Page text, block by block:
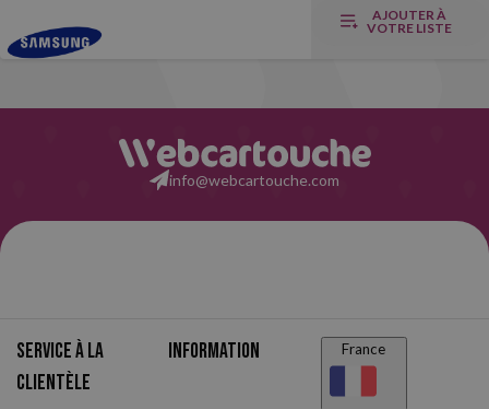
AJOUTER À
VOTRE LISTE
info@webcartouche.com
Service à la
clientèle
Information France